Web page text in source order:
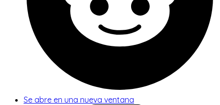
Se abre en una nueva ventana